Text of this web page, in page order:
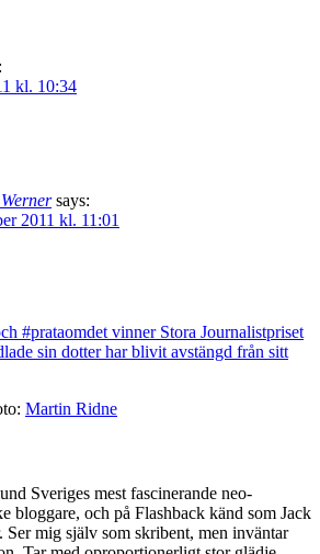
kl. 10:34
says:
2011 kl. 11:01
#prataomdet vinner Stora Journalistpriset
sin dotter har blivit avstängd från sitt
Martin Ridne
Sveriges mest fascinerande neo-
bloggare, och på Flashback känd som Jack
Ser mig själv som skribent, men inväntar